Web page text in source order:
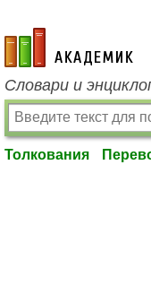
academic.ru
Словари и
Толкования